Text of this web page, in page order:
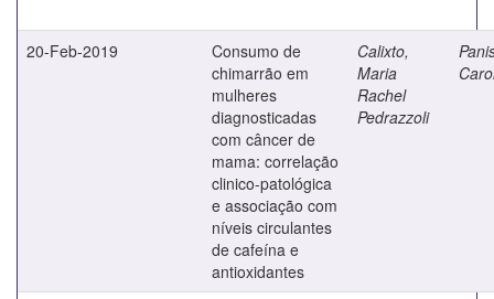
20-Feb-2019
Consumo de
chimarrão em
mulheres
diagnosticadas
com câncer de
mama: correlação
clinico-patológica
e associação com
níveis circulantes
de cafeína e
antioxidantes
Calixto,
Maria
Rachel
Pedrazzoli